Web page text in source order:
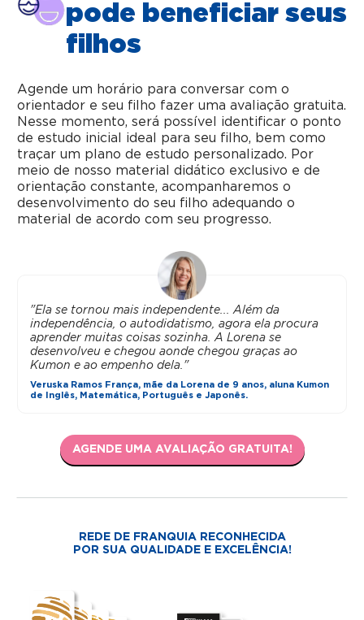
pode beneficiar seus
filhos
Agende um horário para conversar com o
orientador e seu filho fazer uma avaliação gratuita.
Nesse momento, será possível identificar o ponto
de estudo inicial ideal para seu filho, bem como
traçar um plano de estudo personalizado. Por
meio de nosso material didático exclusivo e de
orientação constante, acompanharemos o
desenvolvimento do seu filho adequando o
material de acordo com seu progresso.
"Ela se tornou mais independente... Além da
independência, o autodidatismo, agora ela procura
aprender muitas coisas sozinha. A Lorena se
desenvolveu e chegou aonde chegou graças ao
Kumon e ao empenho dela."
Veruska Ramos França, mãe da Lorena de 9 anos, aluna Kumon
de Inglês, Matemática, Português e Japonês.
AGENDE UMA AVALIAÇÃO GRATUITA!
REDE DE FRANQUIA RECONHECIDA
POR SUA QUALIDADE E EXCELÊNCIA!